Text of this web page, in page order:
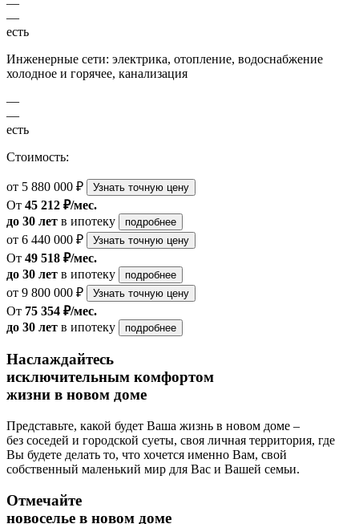
—
есть
Инженерные сети: электрика, отопление, водоснабжение
холодное и горячее, канализация
—
—
есть
Стоимость:
от 5 880 000 ₽ Узнать точную цену
От 45 212 ₽/мес.
до 30 лет в ипотеку подробнее
от 6 440 000 ₽ Узнать точную цену
От 49 518 ₽/мес.
до 30 лет в ипотеку подробнее
от 9 800 000 ₽ Узнать точную цену
От 75 354 ₽/мес.
до 30 лет в ипотеку подробнее
Наслаждайтесь
исключительным комфортом
жизни в новом доме
Представьте, какой будет Ваша жизнь в новом доме –
без соседей и городской суеты, своя личная территория, где
Вы будете делать то, что хочется именно Вам, свой
собственный маленький мир для Вас и Вашей семьи.
Отмечайте
новоселье в новом доме